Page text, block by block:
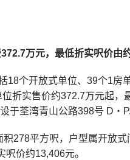
万元，最低折实呎价由
18个开放式单位、39个1房
折实售价约372.7万元起
于荃湾青山公路398号
278平方呎，户型属开放
价约13,406元。